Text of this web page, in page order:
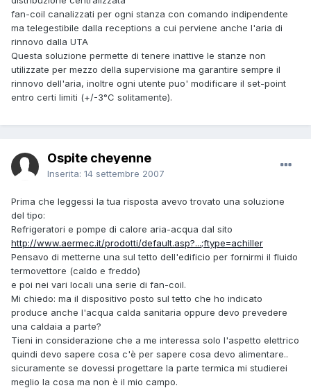
fan-coil canalizzati per ogni stanza con comando indipendente
ma telegestibile dalla receptions a cui perviene anche l'aria di
rinnovo dalla UTA
Questa soluzione permette di tenere inattive le stanze non
utilizzate per mezzo della supervisione ma garantire sempre il
rinnovo dell'aria, inoltre ogni utente puo' modificare il set-point
entro certi limiti (+/-3°C solitamente).
Ospite cheyenne
Inserita: 14 settembre 2007
Prima che leggessi la tua risposta avevo trovato una soluzione
del tipo:
Refrigeratori e pompe di calore aria-acqua dal sito
http://www.aermec.it/prodotti/default.asp?...;ftype=achiller
Pensavo di metterne una sul tetto dell'edificio per fornirmi il fluido
termovettore (caldo e freddo)
e poi nei vari locali una serie di fan-coil.
Mi chiedo: ma il dispositivo posto sul tetto che ho indicato
produce anche l'acqua calda sanitaria oppure devo prevedere
una caldaia a parte?
Tieni in considerazione che a me interessa solo l'aspetto elettrico
quindi devo sapere cosa c'è per sapere cosa devo alimentare..
sicuramente se dovessi progettare la parte termica mi studierei
meglio la cosa ma non è il mio campo.